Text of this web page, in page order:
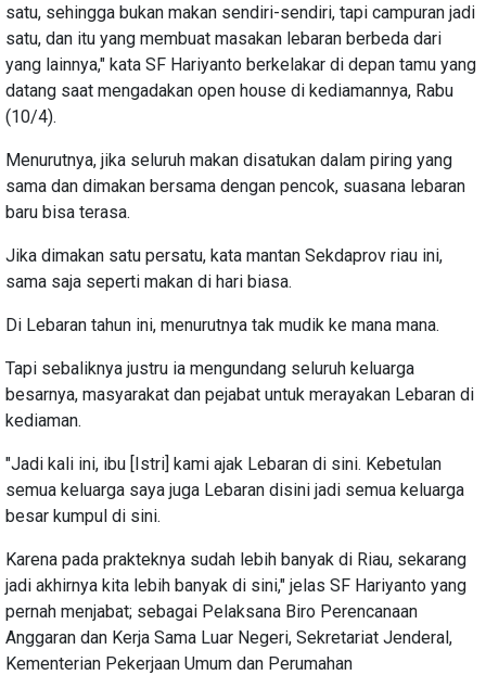
satu, sehingga bukan makan sendiri-sendiri, tapi campuran jadi
satu, dan itu yang membuat masakan lebaran berbeda dari
yang lainnya," kata SF Hariyanto berkelakar di depan tamu yang
datang saat mengadakan open house di kediamannya, Rabu
(10/4).
Menurutnya, jika seluruh makan disatukan dalam piring yang
sama dan dimakan bersama dengan pencok, suasana lebaran
baru bisa terasa.
Jika dimakan satu persatu, kata mantan Sekdaprov riau ini,
sama saja seperti makan di hari biasa.
Di Lebaran tahun ini, menurutnya tak mudik ke mana mana.
Tapi sebaliknya justru ia mengundang seluruh keluarga
besarnya, masyarakat dan pejabat untuk merayakan Lebaran di
kediaman.
"Jadi kali ini, ibu [Istri] kami ajak Lebaran di sini. Kebetulan
semua keluarga saya juga Lebaran disini jadi semua keluarga
besar kumpul di sini.
Karena pada prakteknya sudah lebih banyak di Riau, sekarang
jadi akhirnya kita lebih banyak di sini," jelas SF Hariyanto yang
pernah menjabat; sebagai Pelaksana Biro Perencanaan
Anggaran dan Kerja Sama Luar Negeri, Sekretariat Jenderal,
Kementerian Pekerjaan Umum dan Perumahan